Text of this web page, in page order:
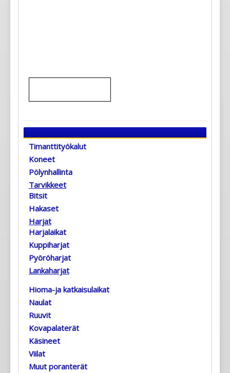
Timanttityökalut
Koneet
Pölynhallinta
Tarvikkeet
Bitsit
Hakaset
Harjat
Harjalaikat
Kuppiharjat
Pyöröharjat
Lankaharjat
Hioma-ja katkaisulaikat
Naulat
Ruuvit
Kovapalaterät
Käsineet
Viilat
Muut poranterät